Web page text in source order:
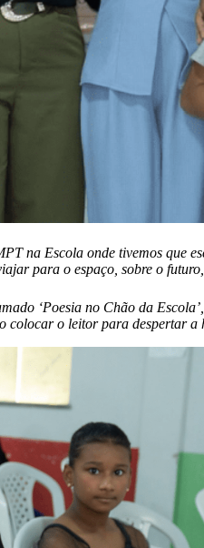
na Escola onde tivemos que
para o espaço, sobre o
‘Poesia no Chão da
o leitor para despertar